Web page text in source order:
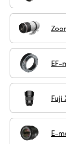
EF-
Fuji
E-